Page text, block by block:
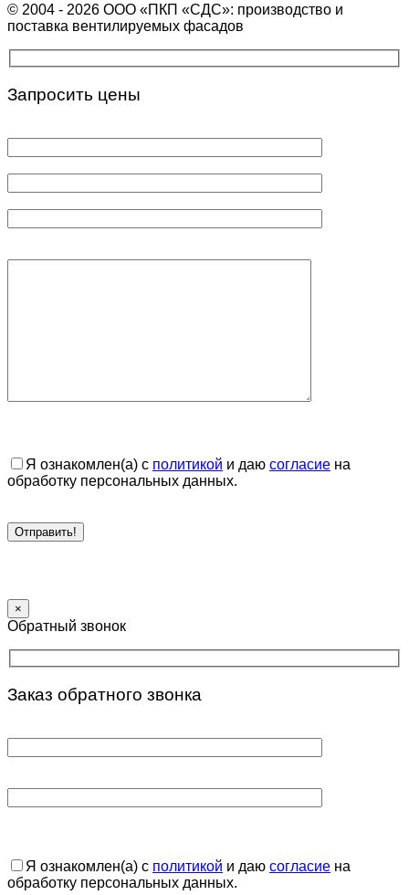
© 2004 - 2026 ООО «ПКП «СДС»: производство и
поставка вентилируемых фасадов
Запросить цены
Я ознакомлен(а) с политикой и даю согласие на
обработку персональных данных.
×
Обратный звонок
Заказ обратного звонка
Я ознакомлен(а) с политикой и даю согласие на
обработку персональных данных.